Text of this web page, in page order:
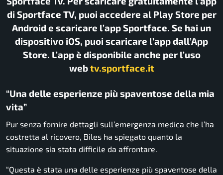
di Sportface TV, puoi accedere al Play Store per
Android e scaricare l’app Sportface. Se hai un
dispositivo iOS, puoi scaricare l’app dall’App
Store. L’app è disponibile anche per l’uso
webtv.sportface.it
“Una delle esperienze più spaventose della mia
vita”
Pur senza fornire dettagli sull’emergenza medica che l’ha
costretta al ricovero, Biles ha spiegato quanto la
situazione sia stata difficile da affrontare.
“Questa è stata una delle esperienze più spaventose della